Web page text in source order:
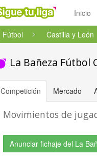
Inicio
Fútbol Castilla y León
La Bañeza Fútbol
Competición Mercado
Movimientos de
Anunciar fichaje del La